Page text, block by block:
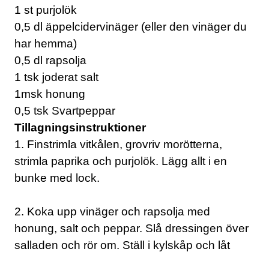
1 st purjolök
0,5 dl äppelcidervinäger (eller den vinäger du
har hemma)
0,5 dl rapsolja
1 tsk joderat salt
1msk honung
0,5 tsk Svartpeppar
Tillagningsinstruktioner
1. Finstrimla vitkålen, grovriv morötterna,
strimla paprika och purjolök. Lägg allt i en
bunke med lock.
2. Koka upp vinäger och rapsolja med
honung, salt och peppar. Slå dressingen över
salladen och rör om. Ställ i kylskåp och låt